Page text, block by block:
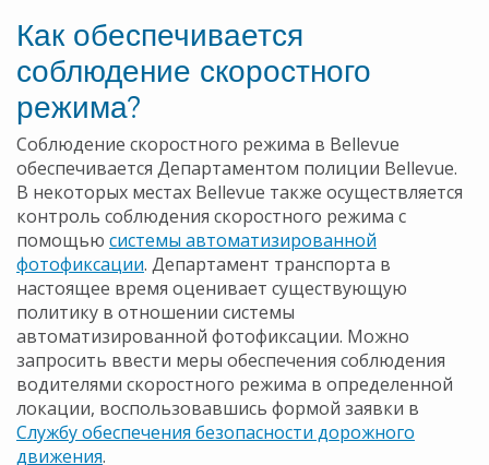
Как обеспечивается
соблюдение скоростного
режима?
Соблюдение скоростного режима в Bellevue
обеспечивается Департаментом полиции Bellevue.
В некоторых местах Bellevue также осуществляется
контроль соблюдения скоростного режима с
помощью системы автоматизированной
фотофиксации. Департамент транспорта в
настоящее время оценивает существующую
политику в отношении системы
автоматизированной фотофиксации. Можно
запросить ввести меры обеспечения соблюдения
водителями скоростного режима в определенной
локации, воспользовавшись формой заявки в
Службу обеспечения безопасности дорожного
движения.